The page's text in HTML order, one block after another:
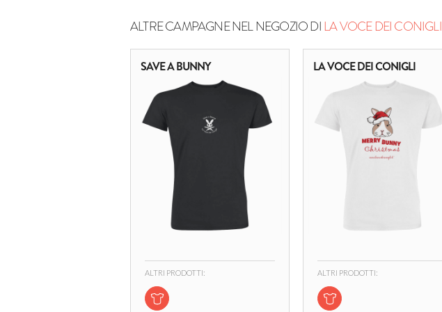
ALTRE CAMPAGNE NEL NEGOZIO DILA VOCE DEI CONIGLI
SAVE A BUNNY
ALTRI PRODOTTI:
LA VOCE DEI CONIGLI
ALTRI PRODOTTI: